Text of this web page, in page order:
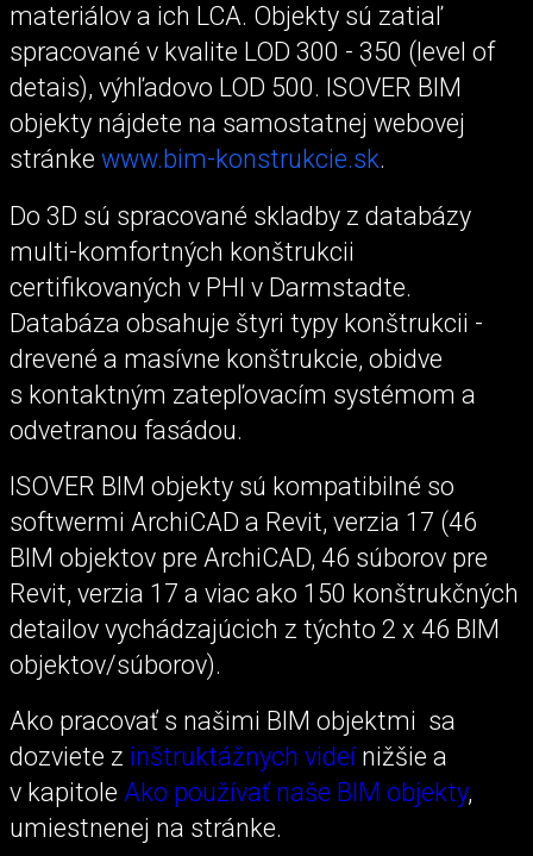
materiálov a ich LCA. Objekty sú zatiaľ
spracované v kvalite LOD 300 - 350 (level of
detais), výhľadovo LOD 500. ISOVER BIM
objekty nájdete na samostatnej webovej
stránke www.bim-konstrukcie.sk.
Do 3D sú spracované skladby z databázy
multi-komfortných konštrukcii
certifikovaných v PHI v Darmstadte.
Databáza obsahuje štyri typy konštrukcii -
drevené a masívne konštrukcie, obidve
s kontaktným zatepľovacím systémom a
odvetranou fasádou.
ISOVER BIM objekty sú kompatibilné so
softwermi ArchiCAD a Revit, verzia 17 (46
BIM objektov pre ArchiCAD, 46 súborov pre
Revit, verzia 17 a viac ako 150 konštrukčných
detailov vychádzajúcich z týchto 2 x 46 BIM
objektov/súborov).
Ako pracovať s našimi BIM objektmi sa
dozviete z inštruktážnych videí nižšie a
v kapitole Ako používať naše BIM objekty,
umiestnenej na stránke.